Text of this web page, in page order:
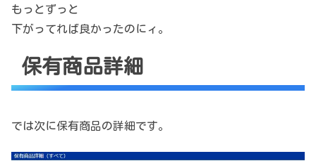
もっとずっと
下がってれば良かったのにィ。
保有商品詳細
では次に保有商品の詳細です。